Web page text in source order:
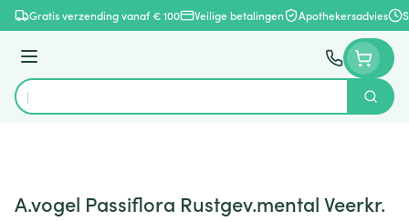
Ga naar de inhoud
Gratis verzending vanaf € 100 Veilige betalingen Apothekersadvies
Menu
Product, merk, categorie...
Zoek
A.vogel Passiflora Rustgev.mental Veerkr.